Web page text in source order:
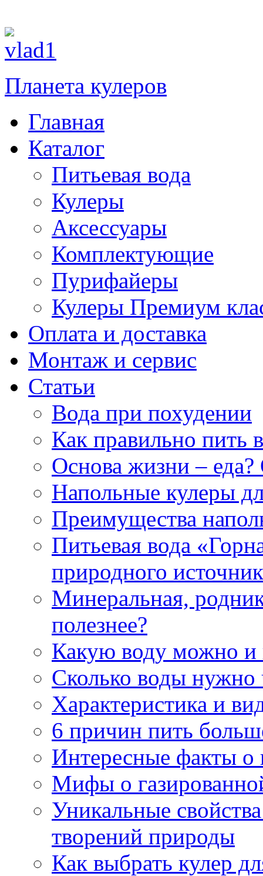
Планета кулеров
Главная
Каталог
Питьевая вода
Кулеры
Аксессуары
Комплектующие
Пурифайеры
Кулеры Премиум
Оплата и доставка
Монтаж и сервис
Статьи
Вода при похудении
Как правильно пить
Основа жизни –
Напольные кулеры
Преимущества
Питьевая вода
природного
Минеральная,
полезнее?
Какую воду можно и
Сколько воды нужно
Характеристика и
6 причин пить
Интересные факты о
Мифы о
Уникальные
творений природы
Как выбрать кулер